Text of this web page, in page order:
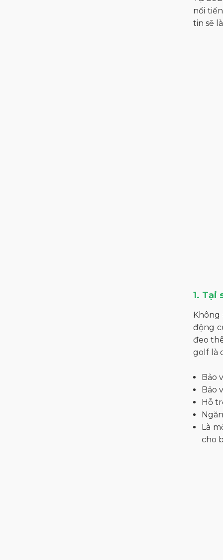
nổi
tin sẽ
1. Tại
động
đeo
golf là
Bảo
Bảo
Hỗ
Là
cho